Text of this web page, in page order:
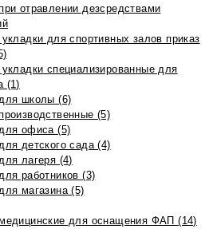
отравлении дезсредствами
для спортивных залов приказ
специализированные для
(1)
школы (6)
(5)
офиса (5)
детского сада (4)
лагеря (4)
работников (3)
магазина (5)
для оснащения ФАП (14)